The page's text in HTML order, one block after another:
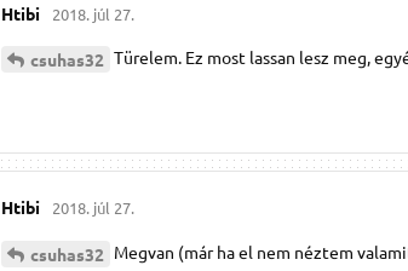
Htibi 2018. júl 27.
csuhas32 Türelem. Ez most lassan lesz meg,
Htibi 2018. júl 27.
csuhas32 Megvan (már ha el nem néztem